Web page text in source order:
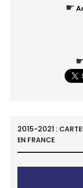
☛
2015-2021 :
EN FRANCE